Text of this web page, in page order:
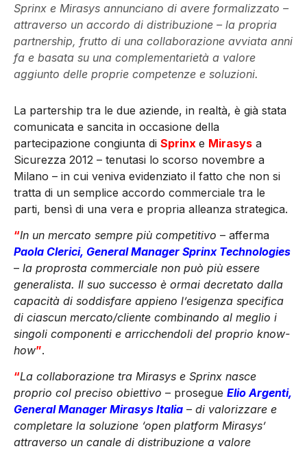
Sprinx e Mirasys annunciano di avere formalizzato –
attraverso un accordo di distribuzione – la propria
partnership, frutto di una collaborazione avviata anni
fa e basata su una complementarietà a valore
aggiunto delle proprie competenze e soluzioni.
La partership tra le due aziende, in realtà, è già stata
comunicata e sancita in occasione della
partecipazione congiunta di Sprinx e Mirasys a
Sicurezza 2012 – tenutasi lo scorso novembre a
Milano – in cui veniva evidenziato il fatto che non si
tratta di un semplice accordo commerciale tra le
parti, bensì di una vera e propria alleanza strategica.
“In un mercato sempre più competitivo – afferma
Paola Clerici, General Manager Sprinx Technologies
– la proprosta commerciale non può più essere
generalista. Il suo successo è ormai decretato dalla
capacità di soddisfare appieno l’esigenza specifica
di ciascun mercato/cliente combinando al meglio i
singoli componenti e arricchendoli del proprio know-
how”.
“La collaborazione tra Mirasys e Sprinx nasce
proprio col preciso obiettivo – prosegue Elio Argenti,
General Manager Mirasys Italia – di valorizzare e
completare la soluzione ‘open platform Mirasys’
attraverso un canale di distribuzione a valore